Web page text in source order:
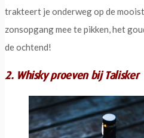
trakteert je onderweg op de
zonsopgang mee te pikken, het
de ochtend!
2. Whisky proeven bij Talisker